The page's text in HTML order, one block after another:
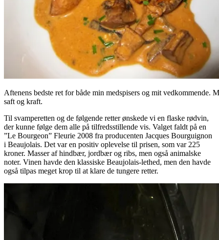
Aftenens bedste ret for både min medspisers og mit vedkommende.
saft og kraft.
Til svamperetten og de følgende retter ønskede vi en flaske rødvin,
der kunne følge dem alle på tilfredsstillende vis. Valget faldt på en
”Le Bourgeon” Fleurie 2008 fra producenten Jacques Bourguignon
i Beaujolais. Det var en positiv oplevelse til prisen, som var 225
kroner. Masser af hindbær, jordbær og ribs, men også animalske
noter. Vinen havde den klassiske Beaujolais-lethed, men den havde
også tilpas meget krop til at klare de tungere retter.